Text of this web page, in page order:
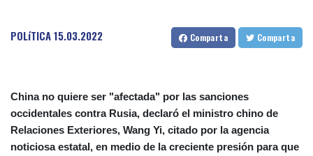
POLíTICA15.03.2022 Comparta Comparta
China no quiere ser "afectada" por las sanciones
occidentales contra Rusia, declaró el ministro chino de
Relaciones Exteriores, Wang Yi, citado por la agencia
noticiosa estatal, en medio de la creciente presión para que